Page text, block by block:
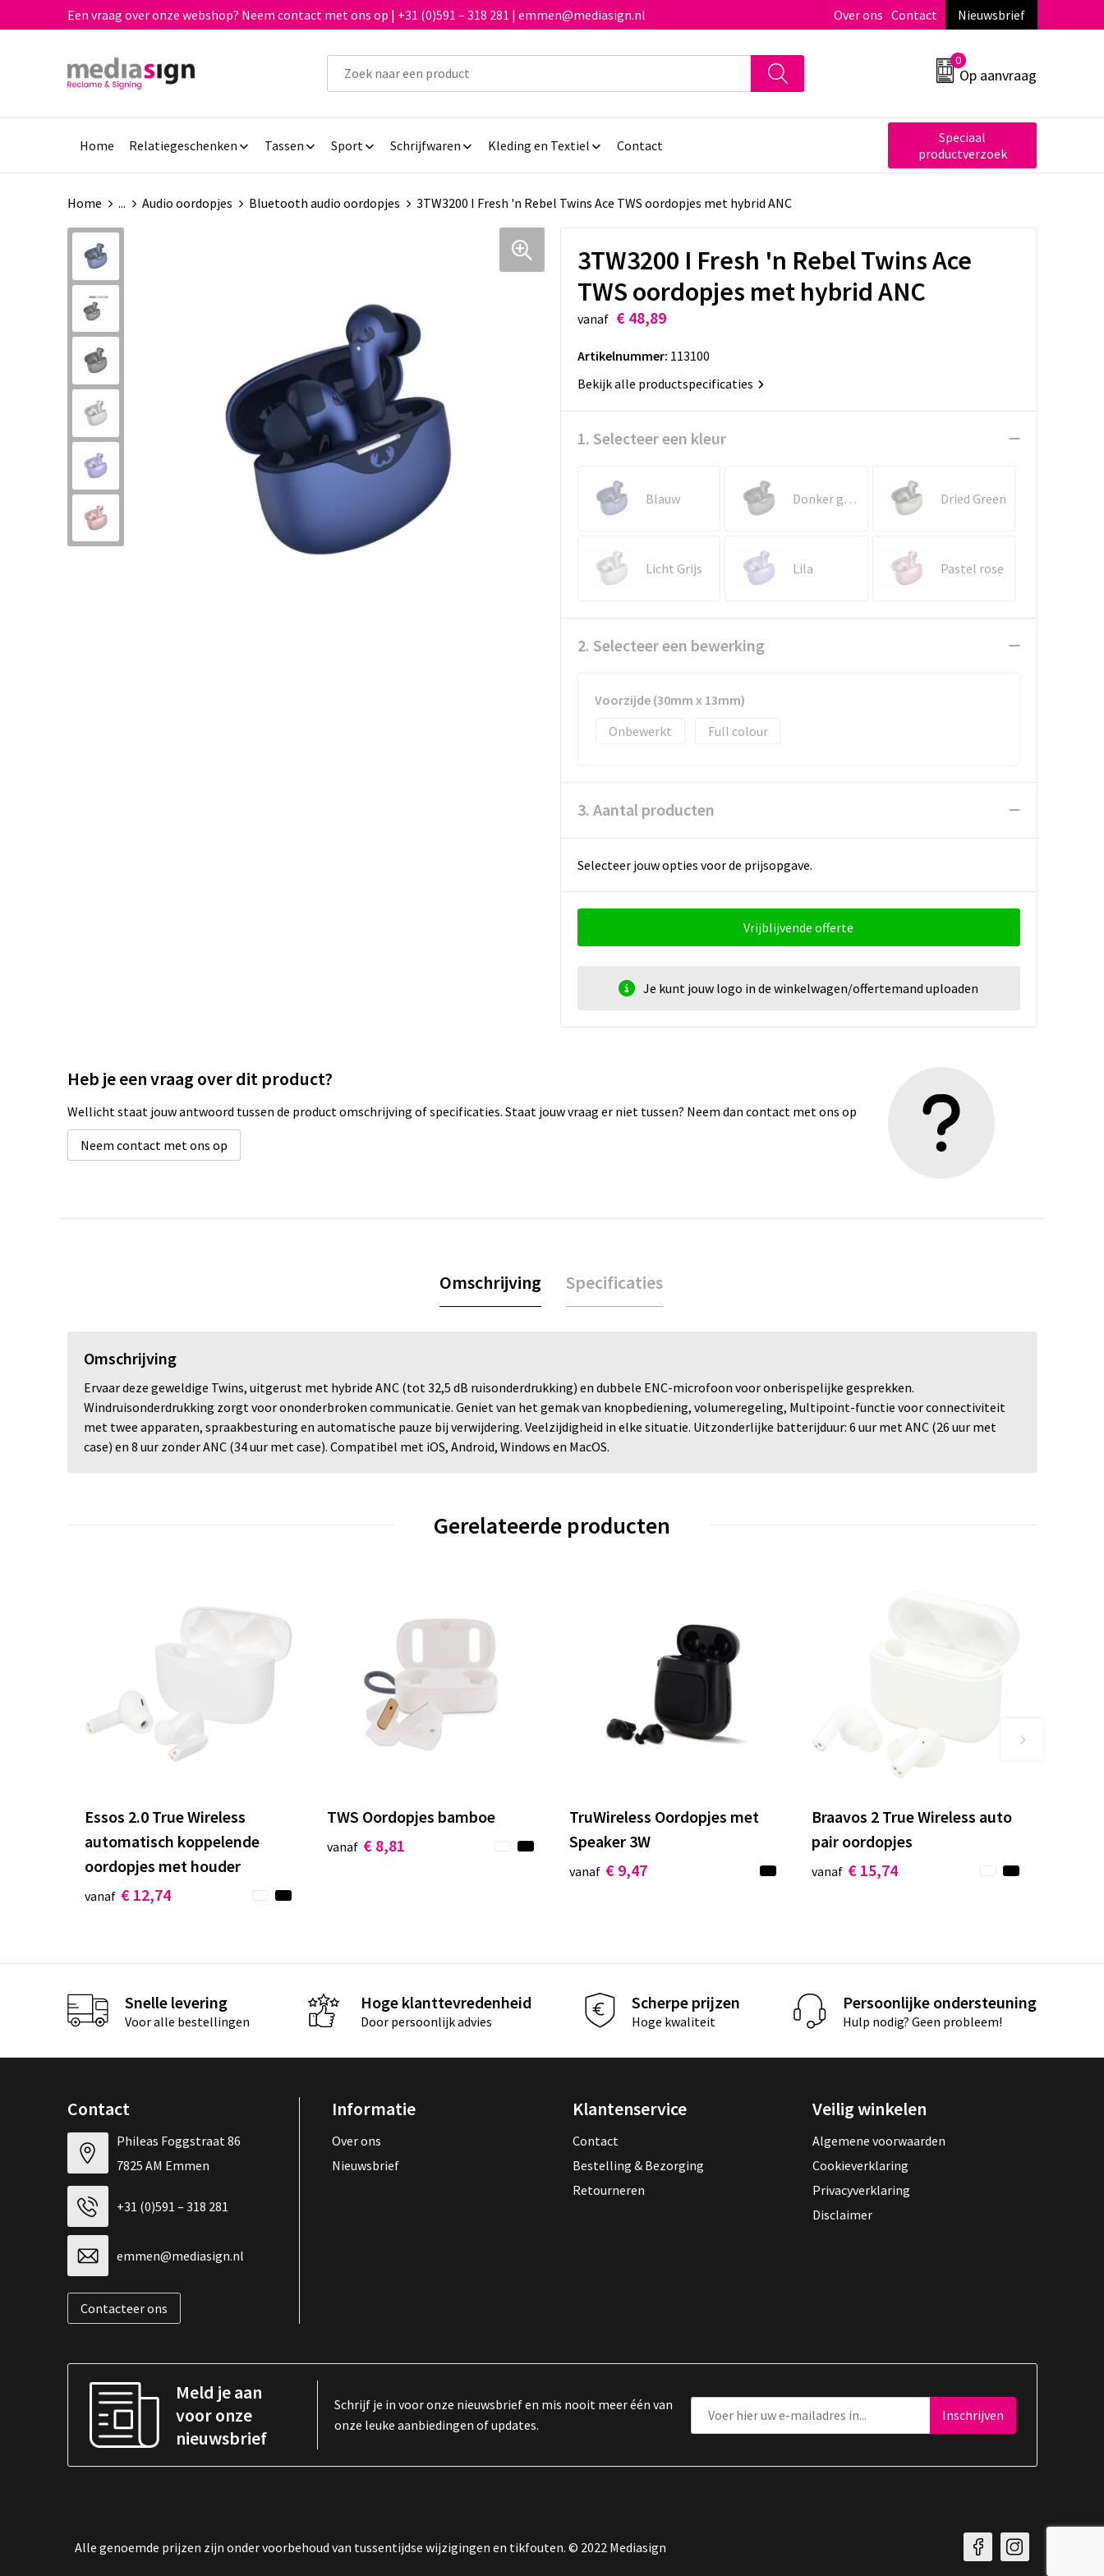
Een vraag over onze webshop? Neem contact met ons op | +31 (0)591 – 318 281 | emmen@mediasign.nl Over ons Contact Nieuwsbrief
0
Op aanvraag
Home Relatiegeschenken Tassen Sport Schrijfwaren Kleding en Textiel Contact
Speciaal
productverzoek
Home ... Audio oordopjes Bluetooth audio oordopjes 3TW3200 I Fresh 'n Rebel Twins Ace TWS oordopjes met hybrid ANC
3TW3200 I Fresh 'n Rebel Twins Ace
TWS oordopjes met hybrid ANC
vanaf € 48,89
Artikelnummer: 113100
Bekijk alle productspecificaties
1. Selecteer een kleur
Blauw Donker gun metal Dried Green
Licht Grijs Lila Pastel rose
2. Selecteer een bewerking
Voorzijde (30mm x 13mm)
Onbewerkt
Full colour
3. Aantal producten
Selecteer jouw opties voor de prijsopgave.
Vrijblijvende offerte
Je kunt jouw logo in de winkelwagen/offertemand uploaden
Heb je een vraag over dit product?
Wellicht staat jouw antwoord tussen de product omschrijving of specificaties. Staat jouw vraag er niet tussen? Neem dan contact met ons op
Neem contact met ons op
Omschrijving Specificaties
Omschrijving
Ervaar deze geweldige Twins, uitgerust met hybride ANC (tot 32,5 dB ruisonderdrukking) en dubbele ENC-microfoon voor onberispelijke gesprekken.
Windruisonderdrukking zorgt voor ononderbroken communicatie. Geniet van het gemak van knopbediening, volumeregeling, Multipoint-functie voor connectiviteit
met twee apparaten, spraakbesturing en automatische pauze bij verwijdering. Veelzijdigheid in elke situatie. Uitzonderlijke batterijduur: 6 uur met ANC (26 uur met
case) en 8 uur zonder ANC (34 uur met case). Compatibel met iOS, Android, Windows en MacOS.
Gerelateerde producten
Essos 2.0 True Wireless
automatisch koppelende
oordopjes met houder
vanaf € 12,74
TWS Oordopjes bamboe
vanaf € 8,81
TruWireless Oordopjes met
Speaker 3W
vanaf € 9,47
Braavos 2 True Wireless auto
pair oordopjes
vanaf € 15,74
Snelle levering
Voor alle bestellingen
Hoge klanttevredenheid
Door persoonlijk advies
Scherpe prijzen
Hoge kwaliteit
Persoonlijke ondersteuning
Hulp nodig? Geen probleem!
Contact
Phileas Foggstraat 86
7825 AM Emmen
+31 (0)591 – 318 281
emmen@mediasign.nl
Contacteer ons
Informatie
Over ons
Nieuwsbrief
Klantenservice
Contact
Bestelling & Bezorging
Retourneren
Veilig winkelen
Algemene voorwaarden
Cookieverklaring
Privacyverklaring
Disclaimer
Meld je aan
voor onze
nieuwsbrief
Schrijf je in voor onze nieuwsbrief en mis nooit meer één van
onze leuke aanbiedingen of updates.
Alle genoemde prijzen zijn onder voorbehoud van tussentijdse wijzigingen en tikfouten. © 2022 Mediasign